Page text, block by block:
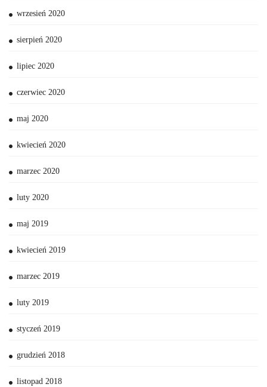
wrzesień 2020
sierpień 2020
lipiec 2020
czerwiec 2020
maj 2020
kwiecień 2020
marzec 2020
luty 2020
maj 2019
kwiecień 2019
marzec 2019
luty 2019
styczeń 2019
grudzień 2018
listopad 2018